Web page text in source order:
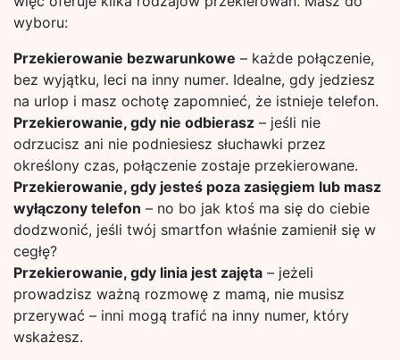
wyboru:
Przekierowanie bezwarunkowe – każde połączenie,
bez wyjątku, leci na inny numer. Idealne, gdy jedziesz
na urlop i masz ochotę zapomnieć, że istnieje telefon.
Przekierowanie, gdy nie odbierasz – jeśli nie
odrzucisz ani nie podniesiesz słuchawki przez
określony czas, połączenie zostaje przekierowane.
Przekierowanie, gdy jesteś poza zasięgiem lub masz
wyłączony telefon – no bo jak ktoś ma się do ciebie
dodzwonić, jeśli twój smartfon właśnie zamienił się w
cegłę?
Przekierowanie, gdy linia jest zajęta – jeżeli
prowadzisz ważną rozmowę z mamą, nie musisz
przerywać – inni mogą trafić na inny numer, który
wskażesz.